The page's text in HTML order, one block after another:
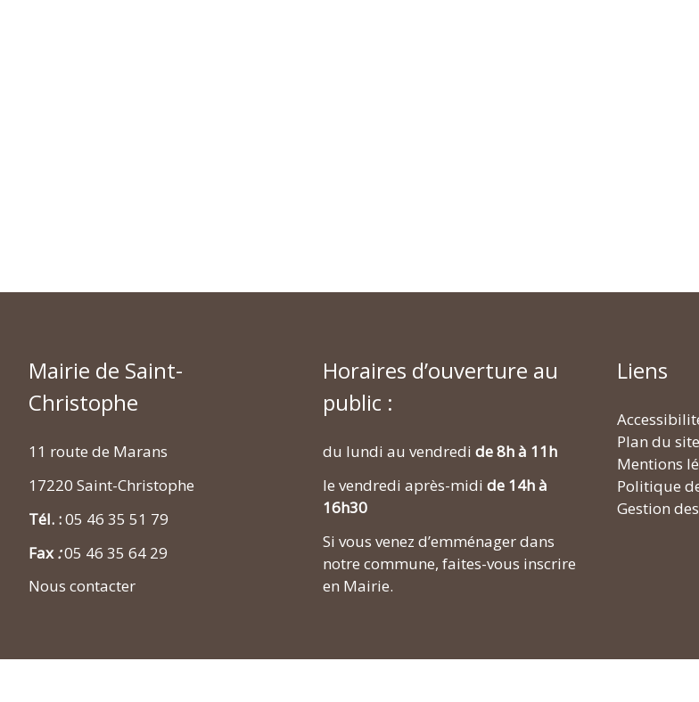
Mairie de Saint-
Christophe
11 route de Marans
17220 Saint-Christophe
Tél. :05 46 35 51 79
Fax :05 46 35 64 29
Nous contacter
Horaires d’ouverture au
public :
du lundi au vendredi de 8h à 11h
le vendredi après-midi de 14h à
16h30
Si vous venez d’emménager dans
notre commune, faites-vous inscrire
en Mairie.
Liens
Plan du site
Mentions
Politique
Gestion